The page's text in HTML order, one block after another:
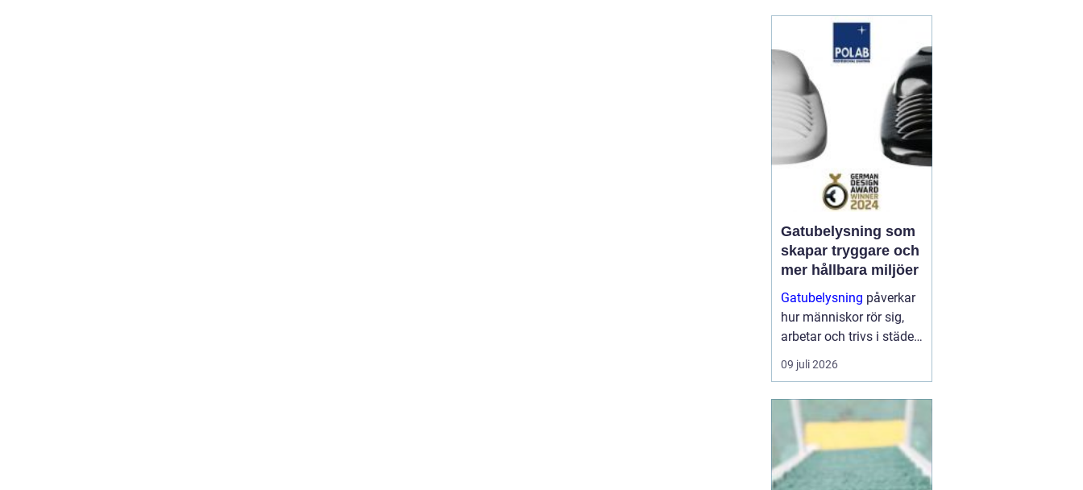
bränsleförbrukning. För
bilägare i Arvika har
intresset ökat tydligt de
senaste åren. Många ser
motoroptimering som ett
smar...
Gatubelysning som
skapar tryggare och
mer hållbara miljöer
Gatubelysning påverkar
hur människor rör sig,
arbetar och trivs i städer
och samhällen. Bra
belysning handlar inte
sätter fötterna. Den
formar hur trygg en plats
känns, hur mycket energi
som ...
09 juli 2026